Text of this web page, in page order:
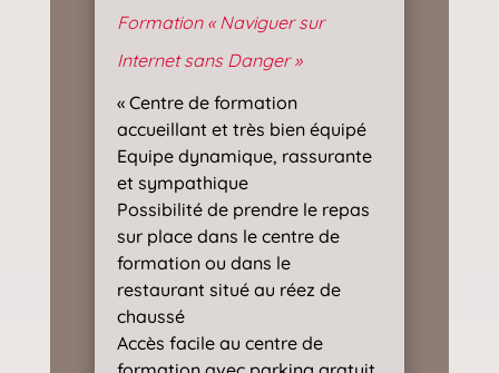
Formation « Naviguer sur
Internet sans Danger »
« Centre de formation
accueillant et très bien équipé
Equipe dynamique, rassurante
et sympathique
Possibilité de prendre le repas
sur place dans le centre de
formation ou dans le
restaurant situé au réez de
chaussé
Accès facile au centre de